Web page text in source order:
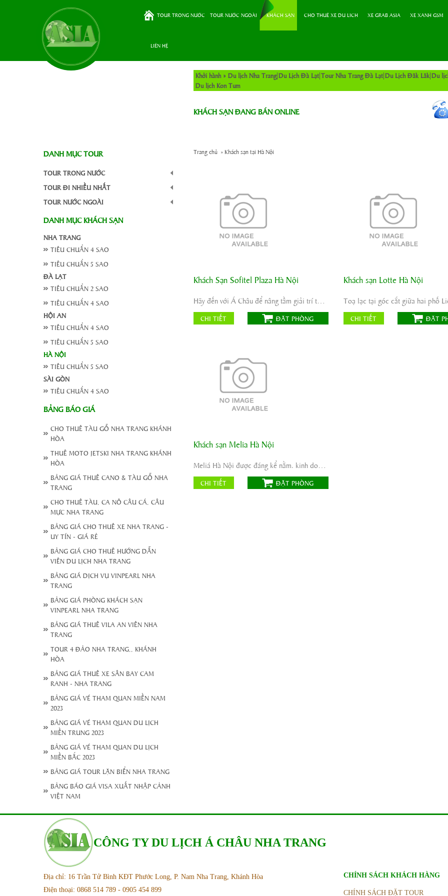
TOUR TRONG NƯỚC TOUR NƯỚC NGOÀI KHÁCH SẠN CHO THUÊ XE DU LICH XE GRAB ASIA XE XANH GSM
LIÊN HỆ
Khởi hành » Du lịch Nha Trang Du Lịch Đà Lạt Tour Nha Trang Đà Lạt Du Lịch Đăk Lăk Du
Du lịch Kon Tum
KHÁCH SẠN ĐANG BÁN ONLINE
Trang chủ » Khách sạn tại Hà Nội
Địa chỉ: Road District, 1 Thanh
Niên, Trúc Bạch, Ba Đình, Hà Nội , Việt
Nam
Tiêu chuẩn:
Website:
Khách Sạn Sofitel Plaza Hà Nội
Hãy đến với Á Châu để nâng tầm giải trí thư giãn của quý khách .
CHI TIẾT ĐẶT PHÒNG
Địa chỉ: 54 Liễu Giai, phường
Vị, quận Ba Đình, Hà Nội, Việt
Hotel Hanoi
Tiêu chuẩn:
Website:
Khách sạn Lotte Hà Nội
CHI TIẾT ĐẶT
Địa chỉ: 44 Lý Thường Kiệt, quận
Tiêu chuẩn:
Website:
Khách sạn Melia Hà Nội
Meliá Hà Nội được đáng kể nằm. kinh doanh, chính phủ và ngoại giao trung tâm lớn là tất cả ...
CHI TIẾT ĐẶT PHÒNG
DANH MỤC TOUR
TOUR TRONG NƯỚC
TOUR ĐI NHIỀU NHẤT
TOUR NƯỚC NGOÀI
DANH MỤC KHÁCH SẠN
NHA TRANG
TIÊU CHUẨN 4 SAO
TIÊU CHUẨN 5 SAO
ĐÀ LẠT
TIÊU CHUẨN 2 SAO
TIÊU CHUẨN 4 SAO
HỘI AN
TIÊU CHUẨN 4 SAO
TIÊU CHUẨN 5 SAO
HÀ NỘI
TIÊU CHUẨN 5 SAO
SÀI GÒN
TIÊU CHUẨN 4 SAO
BẢNG BÁO GIÁ
CHO THUÊ TÀU GỖ NHA TRANG KHÁNH
HÒA
THUÊ MOTO JETSKI NHA TRANG KHÁNH
HÒA
BẢNG GIÁ THUÊ CANO & TÀU GỖ NHA
TRANG
CHO THUÊ TÀU, CA NÔ CÂU CÁ, CÂU
MỰC NHA TRANG
BẢNG GIÁ CHO THUÊ XE NHA TRANG -
UY TÍN - GIÁ RẺ
BẢNG GIÁ CHO THUÊ HƯỚNG DẪN
VIÊN DU LỊCH NHA TRANG
BẢNG GIÁ DỊCH VỤ VINPEARL NHA
TRANG
BẢNG GIÁ PHÒNG KHÁCH SẠN
VINPEARL NHA TRANG
BẢNG GIÁ THUÊ VILA AN VIÊN NHA
TRANG
TOUR 4 ĐẢO NHA TRANG,, KHÁNH
HÒA
BẢNG GIÁ THUÊ XE SÂN BAY CAM
RANH - NHA TRANG
BẢNG GIÁ VÉ THAM QUAN MIỀN NAM
2023
BẢNG GIÁ VÉ THAM QUAN DU LỊCH
MIỀN TRUNG 2023
BẢNG GIÁ VÉ THAM QUAN DU LỊCH
MIỀN BẮC 2023
BẢNG GIÁ TOUR LẶN BIỂN NHA TRANG
BẢNG BÁO GIÁ VISA XUẤT NHẬP CẢNH
VIỆT NAM
CÔNG TY DU LỊCH Á CHÂU NHA TRANG
Địa chỉ: 16 Trần Tử Bình KĐT Phước Long, P. Nam Nha Trang, Khánh Hòa
Điện thoại: 0868 514 789 - 0905 454 899
CHÍNH SÁCH KHÁCH HÀNG
CHÍNH SÁCH ĐẶT TOUR